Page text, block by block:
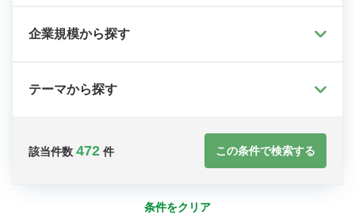
企業規模から探す
テーマから探す
該当件数 472 件 この条件で検索する
条件をクリア